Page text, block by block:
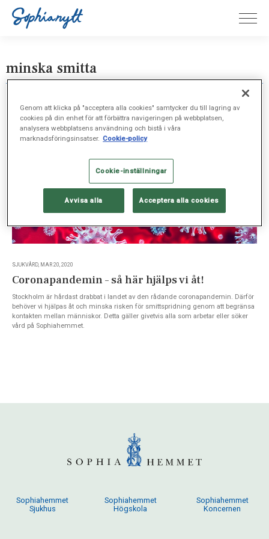
minska smitta
SJUKVÅRD, MAR 20, 2020
Coronapandemin – så här hjälps vi åt!
Stockholm är hårdast drabbat i landet av den rådande coronapandemin. Därför
behöver vi hjälpas åt och minska risken för smittspridning genom att begränsa
kontakten mellan människor. Detta gäller givetvis alla som arbetar eller söker
vård på Sophiahemmet.
Sophiahemmet
Sjukhus
Sophiahemmet
Högskola
Sophiahemmet
Koncernen
Genom att klicka på "acceptera alla cookies" samtycker du till lagring av
cookies på din enhet för att förbättra navigeringen på webbplatsen,
analysera webbplatsens användning och bistå i våra
marknadsföringsinsatser. Cookie-policy
Cookie-inställningar
Avvisa alla Acceptera alla cookies